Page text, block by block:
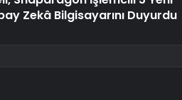
Zekâ Bilgisayarını Duyurdu